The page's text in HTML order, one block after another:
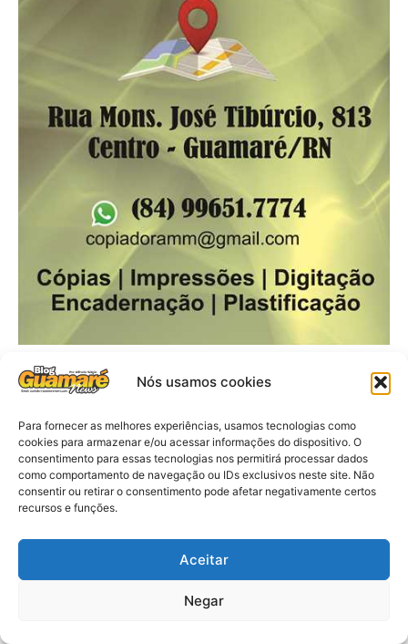
Nós usamos cookies
Para fornecer as melhores experiências, usamos tecnologias como
cookies para armazenar e/ou acessar informações do dispositivo. O
consentimento para essas tecnologias nos permitirá processar dados
como comportamento de navegação ou IDs exclusivos neste site. Não
consentir ou retirar o consentimento pode afetar negativamente certos
recursos e funções.
Aceitar
Negar